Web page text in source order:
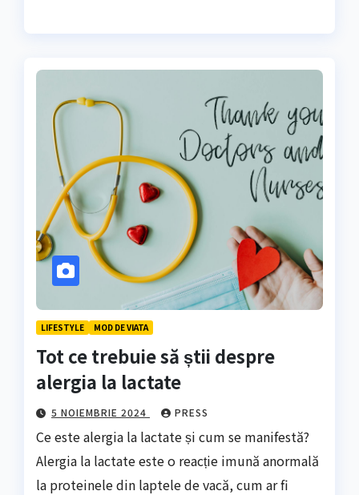
LIFESTYLE MOD DE VIATA
Tot ce trebuie să știi despre
alergia la lactate
5 NOIEMBRIE 2024 PRESS
Ce este alergia la lactate și cum se manifestă?
Alergia la lactate este o reacție imună anormală
la proteinele din laptele de vacă, cum ar fi